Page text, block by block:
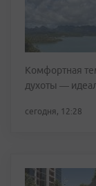
Комфортная
духоты —
сегодня, 12:28